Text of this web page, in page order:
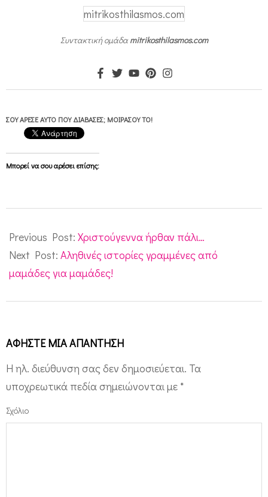
mitrikosthilasmos.com
Συντακτική ομάδαmitrikosthilasmos.com
ΣΟΥ ΆΡΕΣΕ ΑΥΤΌ ΠΟΥ ΔΙΆΒΑΣΕΣ; ΜΟΙΡΆΣΟΥ ΤΟ!
Μπορεί να σου αρέσει επίσης:
08-
25
Previous Post: Χριστούγεννα ήρθαν πάλι…
Next Post: Αληθινές ιστορίες γραμμένες από
μαμάδες για μαμάδες!
ΑΦΉΣΤΕ ΜΙΑ ΑΠΆΝΤΗΣΗ
Η ηλ. διεύθυνση σας δεν δημοσιεύεται. Τα
υποχρεωτικά πεδία σημειώνονται με *
Σχόλιο